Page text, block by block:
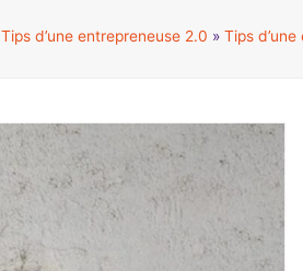
Tips d’une entrepreneuse 2.0 » Tips